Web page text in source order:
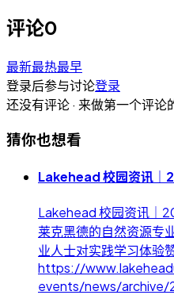
评论0
最新最热最早
登录后参与讨论登录
还没有评论 · 来做第一个评论
猜你也想看
Lakehead 校园资讯｜
Lakehead 校园资讯｜
莱克黑德的自然资源专
业人士对实践学习体验
https://
events/news/archive/